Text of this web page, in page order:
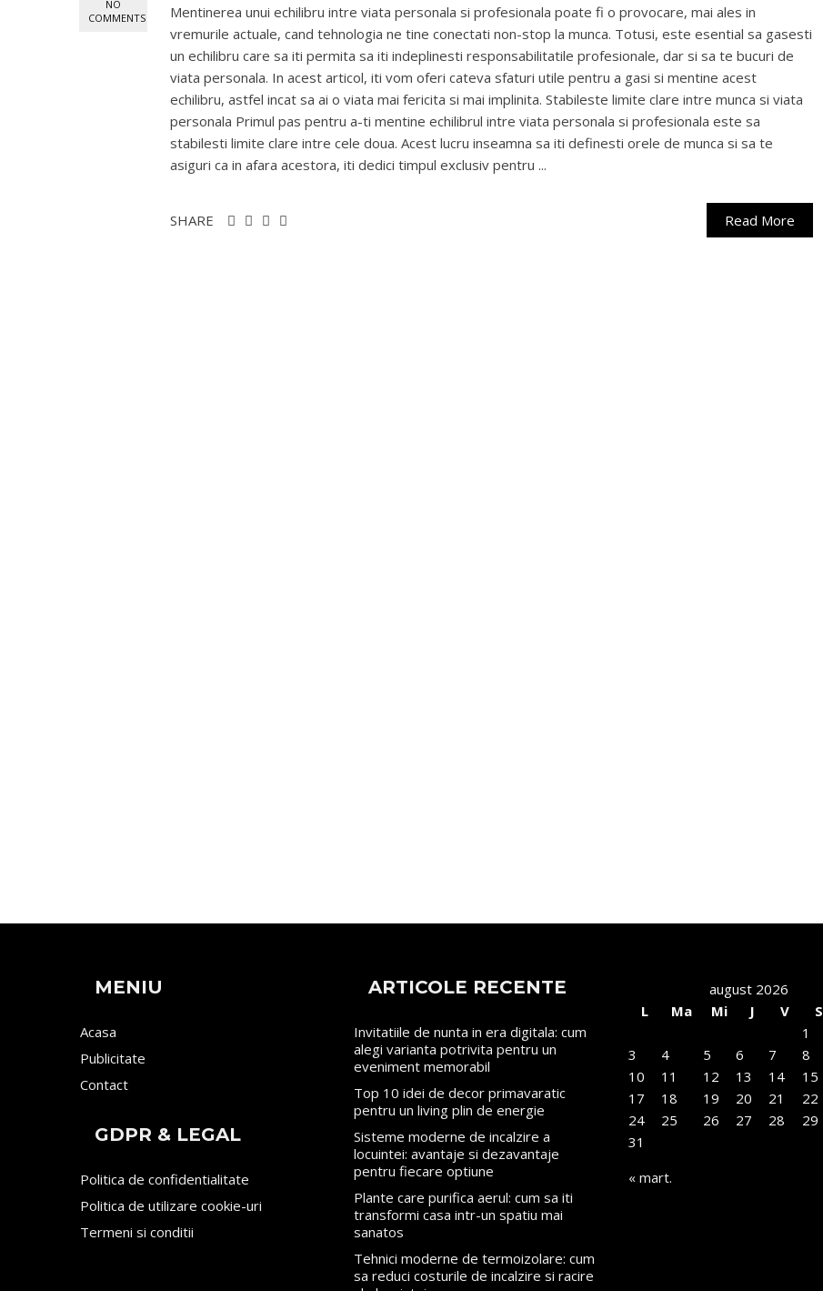
NO
COMMENTS
Mentinerea unui echilibru intre viata personala si profesionala poate fi o provocare, mai ales in
vremurile actuale, cand tehnologia ne tine conectati non-stop la munca. Totusi, este esential sa gasesti
un echilibru care sa iti permita sa iti indeplinesti responsabilitatile profesionale, dar si sa te bucuri de
viata personala. In acest articol, iti vom oferi cateva sfaturi utile pentru a gasi si mentine acest
echilibru, astfel incat sa ai o viata mai fericita si mai implinita. Stabileste limite clare intre munca si viata
personala Primul pas pentru a-ti mentine echilibrul intre viata personala si profesionala este sa
stabilesti limite clare intre cele doua. Acest lucru inseamna sa iti definesti orele de munca si sa te
asiguri ca in afara acestora, iti dedici timpul exclusiv pentru ...
Read More
SHARE
MENIU
Acasa
Publicitate
Contact
GDPR & LEGAL
Politica de confidentialitate
Politica de utilizare cookie-uri
Termeni si conditii
ARTICOLE RECENTE
Invitatiile de nunta in era digitala: cum
alegi varianta potrivita pentru un
eveniment memorabil
Top 10 idei de decor primavaratic
pentru un living plin de energie
Sisteme moderne de incalzire a
locuintei: avantaje si dezavantaje
pentru fiecare optiune
Plante care purifica aerul: cum sa iti
transformi casa intr-un spatiu mai
sanatos
Tehnici moderne de termoizolare: cum
sa reduci costurile de incalzire si racire
august 2026
L
Ma Mi J V S
1
3
4 5 6 7 8
10
11 12 13 14 15
17
18 19 20 21 22
24
25 26 27 28 29
31
« mart.